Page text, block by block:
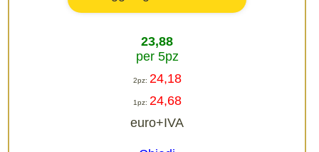
23,88
per 5pz
2pz: 24,18
1pz: 24,68
euro+IVA